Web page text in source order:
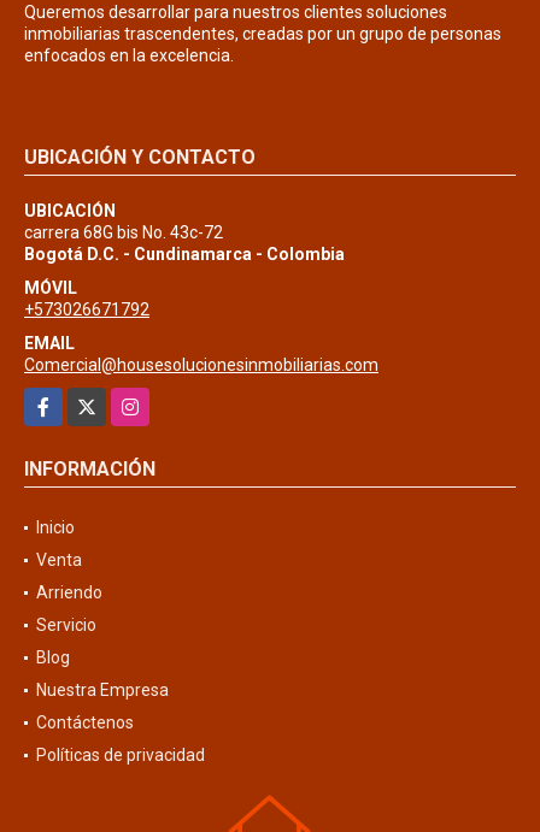
Queremos desarrollar para nuestros clientes soluciones
inmobiliarias trascendentes, creadas por un grupo de personas
enfocados en la excelencia.
UBICACIÓN Y CONTACTO
UBICACIÓN
carrera 68G bis No. 43c-72
Bogotá D.C. - Cundinamarca - Colombia
MÓVIL
+573026671792
EMAIL
Comercial@housesolucionesinmobiliarias.com
Facebook
Instagram
INFORMACIÓN
Inicio
Venta
Arriendo
Servicio
Blog
Nuestra Empresa
Contáctenos
Políticas de privacidad